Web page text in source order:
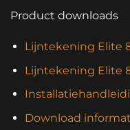
Product downloads
Lijntekening Elite
Lijntekening Elite
Download